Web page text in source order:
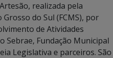
realizada pela
do Sul (FCMS), por
de Atividades
Sebrae, Fundação Municipal
Legislativa e parceiros. São